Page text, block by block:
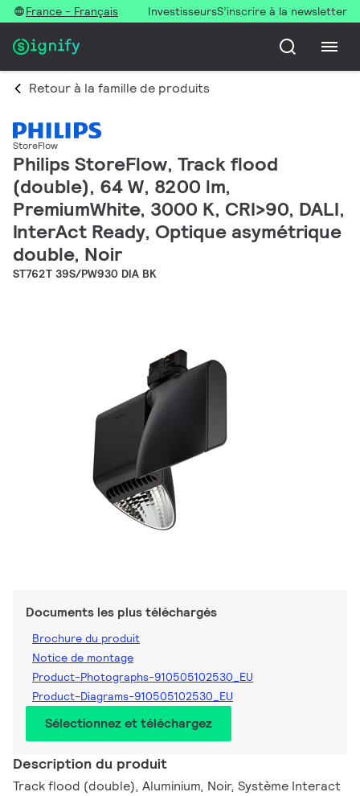
France - Français InvestisseursS’inscrire à la newsletter
Retour à la famille de produits
StoreFlow
Philips StoreFlow, Track flood
(double), 64 W, 8200 lm,
PremiumWhite, 3000 K, CRI>90, DALI,
InterAct Ready, Optique asymétrique
double, Noir
ST762T 39S/PW930 DIA BK
Documents les plus téléchargés
Brochure du produit
Notice de montage
Product-Photographs-910505102530_EU
Product-Diagrams-910505102530_EU
Sélectionnez et téléchargez
Description du produit
Track flood (double), Aluminium, Noir, Système Interact